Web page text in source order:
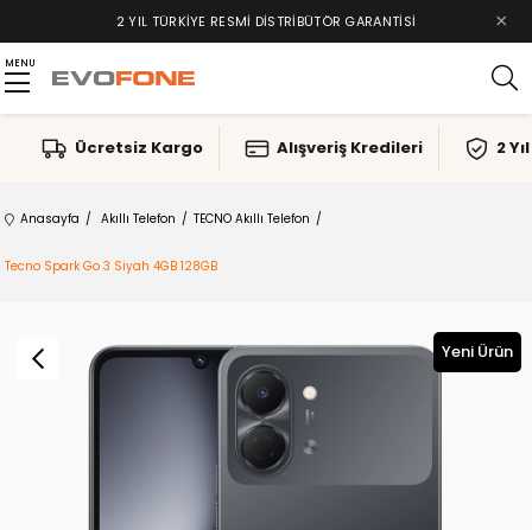
2 YIL TÜRKIYE RESMI DISTRIBÜTÖR GARANTISI ×
MENU
Ücretsiz Kargo Alışveriş Kredileri 2
Anasayfa Akıllı Telefon TECNO Akıllı Telefon
Tecno Spark Go 3 Siyah 4GB 128GB
Yeni Ürün